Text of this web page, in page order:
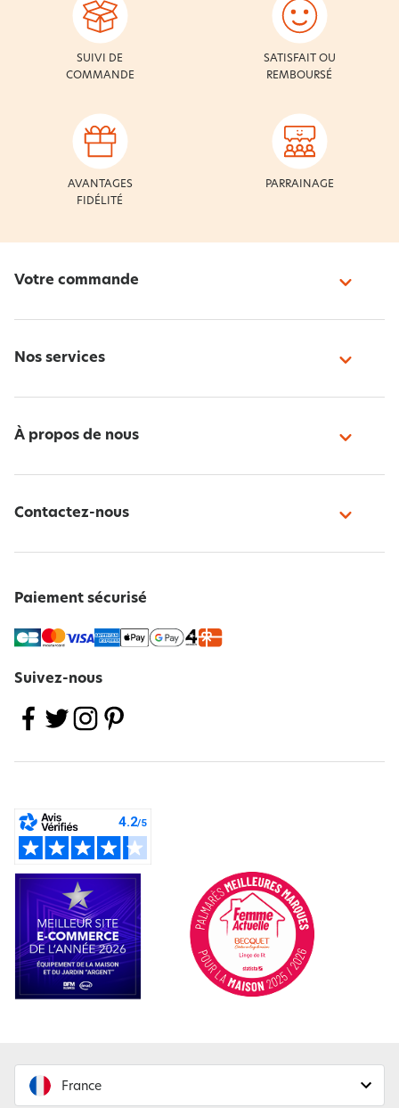
SUIVI DE
COMMANDE
SATISFAIT OU
REMBOURSÉ
AVANTAGES
FIDÉLITÉ
PARRAINAGE
Votre commande
Nos services
À propos de nous
Contactez-nous
Paiement sécurisé
Suivez-nous
France